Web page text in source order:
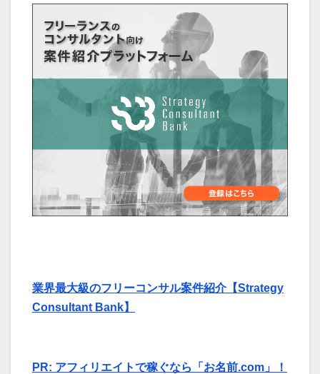
業界最大級のフリーコンサル案件紹介【Strategy
Consultant Bank】
PR: アフィリエイトで稼ぐなら「お名前.com」！